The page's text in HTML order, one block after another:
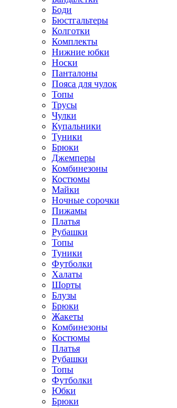
Боди
Бюстгальтеры
Колготки
Комплекты
Нижние юбки
Носки
Панталоны
Поясa для чулок
Топы
Трусы
Чулки
Купальники
Туники
Брюки
Джемперы
Комбинезоны
Костюмы
Майки
Ночные сорочки
Пижамы
Платья
Рубашки
Топы
Туники
Футболки
Халаты
Шорты
Блузы
Брюки
Жакеты
Комбинезоны
Костюмы
Платья
Рубашки
Топы
Футболки
Юбки
Брюки